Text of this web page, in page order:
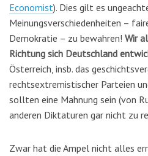
Economist). Dies gilt es
Meinungsverschiedenheiten –
Demokratie – zu bewahren! Wir
Richtung sich Deutschland
Österreich, insb. das
rechtsextremistischer Parteien
sollten eine Mahnung sein (von
anderen Diktaturen gar nicht zu
Zwar hat die Ampel nicht alles